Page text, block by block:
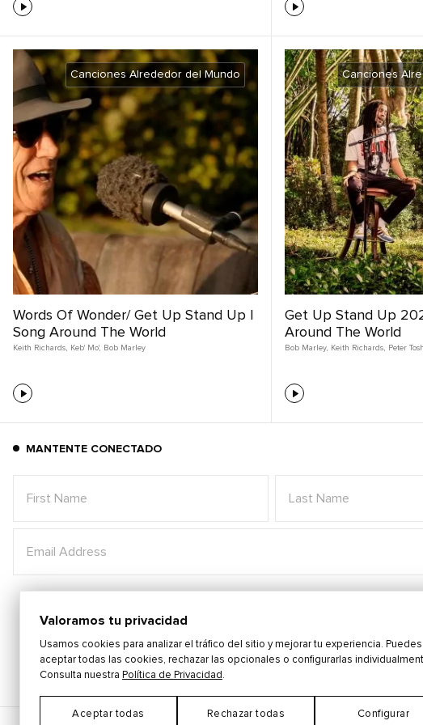
Canciones Alrededor del Mundo
Words Of Wonder/ Get Up Stand Up |
Song Around The World
Keith Richards, Keb' Mo', Bob Marley
Canciones
Get Up Stand Up
Around The World
Bob Marley, Keith Richards, Peter Tosh
MANTENTE CONECTADO
Valoramos tu privacidad
Usamos cookies para analizar el tráfico del sitio y mejorar tu experiencia. Puedes
aceptar todas las cookies, rechazar las opcionales o configurarlas
Consulta nuestra Política de Privacidad .
Aceptar todas Rechazar todas Configurar